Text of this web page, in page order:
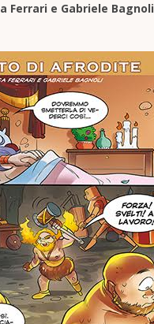
Ferrari e Gabriele Bagnoli